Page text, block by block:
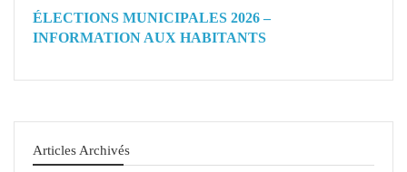
ÉLECTIONS MUNICIPALES 2026 –
INFORMATION AUX HABITANTS
Articles Archivés